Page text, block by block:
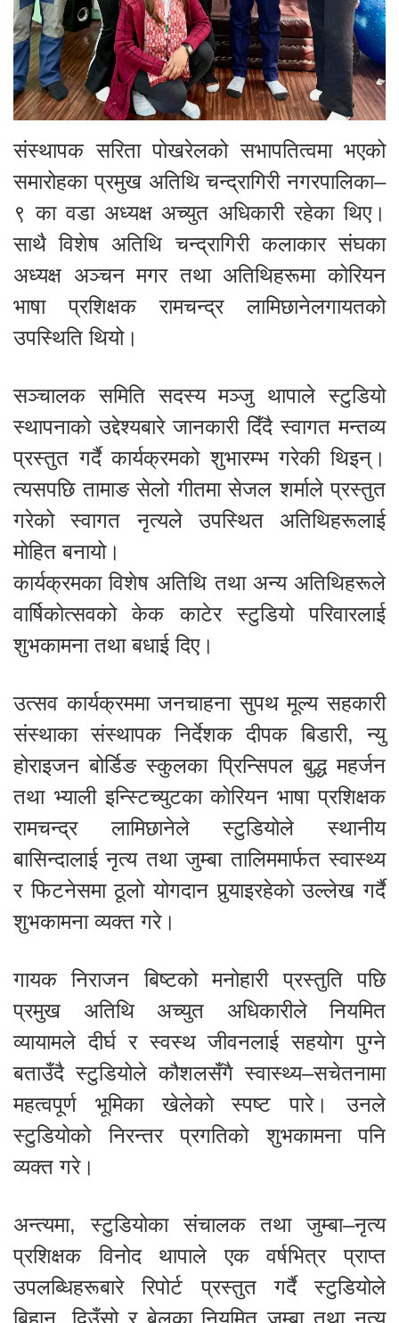
संस्थापक सरिता पोखरेलको सभापतित्वमा भएको
समारोहका प्रमुख अतिथि चन्द्रागिरी नगरपालिका–
९ का वडा अध्यक्ष अच्युत अधिकारी रहेका थिए।
साथै विशेष अतिथि चन्द्रागिरी कलाकार संघका
अध्यक्ष अञ्चन मगर तथा अतिथिहरूमा कोरियन
भाषा प्रशिक्षक रामचन्द्र लामिछानेलगायतको
उपस्थिति थियो।
सञ्चालक समिति सदस्य मञ्जु थापाले स्टुडियो
स्थापनाको उद्देश्यबारे जानकारी दिँदै स्वागत मन्तव्य
प्रस्तुत गर्दै कार्यक्रमको शुभारम्भ गरेकी थिइन्।
त्यसपछि तामाङ सेलो गीतमा सेजल शर्माले प्रस्तुत
गरेको स्वागत नृत्यले उपस्थित अतिथिहरूलाई
मोहित बनायो।
कार्यक्रमका विशेष अतिथि तथा अन्य अतिथिहरूले
वार्षिकोत्सवको केक काटेर स्टुडियो परिवारलाई
शुभकामना तथा बधाई दिए।
उत्सव कार्यक्रममा जनचाहना सुपथ मूल्य सहकारी
संस्थाका संस्थापक निर्देशक दीपक बिडारी, न्यु
होराइजन बोर्डिङ स्कुलका प्रिन्सिपल बुद्ध महर्जन
तथा भ्याली इन्स्टिच्युटका कोरियन भाषा प्रशिक्षक
रामचन्द्र लामिछानेले स्टुडियोले स्थानीय
बासिन्दालाई नृत्य तथा जुम्बा तालिममार्फत स्वास्थ्य
र फिटनेसमा ठूलो योगदान पुर्‍याइरहेको उल्लेख गर्दै
शुभकामना व्यक्त गरे।
गायक निराजन बिष्टको मनोहारी प्रस्तुति पछि
प्रमुख अतिथि अच्युत अधिकारीले नियमित
व्यायामले दीर्घ र स्वस्थ जीवनलाई सहयोग पुग्ने
बताउँदै स्टुडियोले कौशलसँगै स्वास्थ्य–सचेतनामा
महत्वपूर्ण भूमिका खेलेको स्पष्ट पारे। उनले
स्टुडियोको निरन्तर प्रगतिको शुभकामना पनि
व्यक्त गरे।
अन्त्यमा, स्टुडियोका संचालक तथा जुम्बा–नृत्य
प्रशिक्षक विनोद थापाले एक वर्षभित्र प्राप्त
उपलब्धिहरूबारे रिपोर्ट प्रस्तुत गर्दै स्टुडियोले
बिहान, दिउँसो र बेलुका नियमित जुम्बा तथा नृत्य